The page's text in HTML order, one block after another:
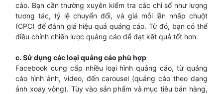
cáo. Bạn cần thường xuyên kiểm tra các chỉ số như lượng
tương tác, tỷ lệ chuyển đổi, và giá mỗi lần nhấp chuột
(CPC) để đánh giá hiệu quả quảng cáo. Từ đó, bạn có thể
điều chỉnh chiến lược quảng cáo để đạt kết quả tốt hơn.
c. Sử dụng các loại quảng cáo phù hợp
Facebook cung cấp nhiều loại hình quảng cáo, từ quảng
cáo hình ảnh, video, đến carousel (quảng cáo theo dạng
ảnh xoay vòng). Tùy vào sản phẩm và mục tiêu bán hàng,